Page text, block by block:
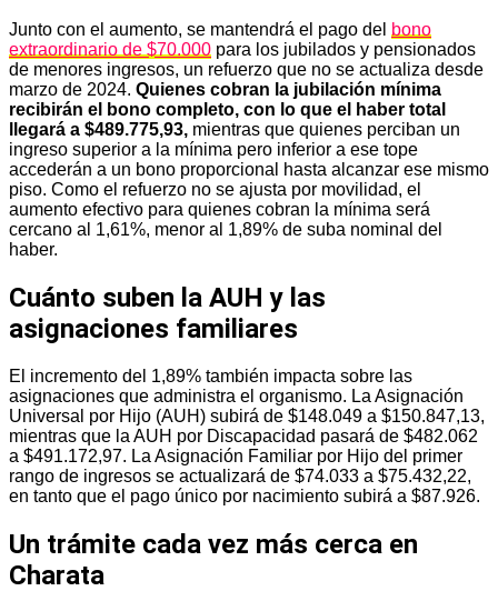
Junto con el aumento, se mantendrá el pago del bono
extraordinario de $70.000 para los jubilados y pensionados
de menores ingresos, un refuerzo que no se actualiza desde
marzo de 2024. Quienes cobran la jubilación mínima
recibirán el bono completo, con lo que el haber total
llegará a $489.775,93, mientras que quienes perciban un
ingreso superior a la mínima pero inferior a ese tope
accederán a un bono proporcional hasta alcanzar ese mismo
piso. Como el refuerzo no se ajusta por movilidad, el
aumento efectivo para quienes cobran la mínima será
cercano al 1,61%, menor al 1,89% de suba nominal del
haber.
Cuánto suben la AUH y las
asignaciones familiares
El incremento del 1,89% también impacta sobre las
asignaciones que administra el organismo. La Asignación
Universal por Hijo (AUH) subirá de $148.049 a $150.847,13,
mientras que la AUH por Discapacidad pasará de $482.062
a $491.172,97. La Asignación Familiar por Hijo del primer
rango de ingresos se actualizará de $74.033 a $75.432,22,
en tanto que el pago único por nacimiento subirá a $87.926.
Un trámite cada vez más cerca en
Charata